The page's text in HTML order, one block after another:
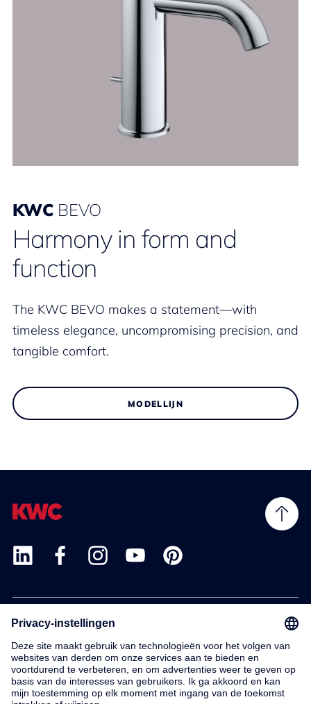
KWC BEVO
Harmony in form and
function
The KWC BEVO makes a statement—with
timeless elegance, uncompromising precision, and
tangible comfort.
MODELLIJN
Service
Contact